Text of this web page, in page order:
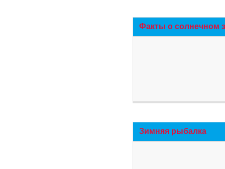
Факты о солнечном
Зимняя рыбалка